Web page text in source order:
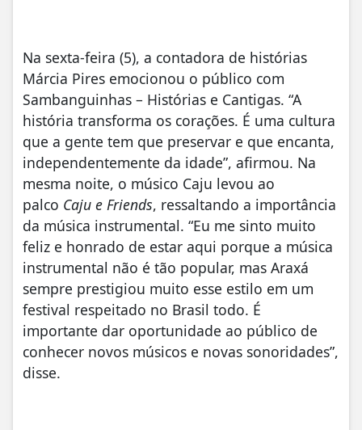
Na sexta-feira (5), a contadora de histórias
Márcia Pires emocionou o público com
Sambanguinhas – Histórias e Cantigas. “A
história transforma os corações. É uma cultura
que a gente tem que preservar e que encanta,
independentemente da idade”, afirmou. Na
mesma noite, o músico Caju levou ao
palco Caju e Friends, ressaltando a importância
da música instrumental. “Eu me sinto muito
feliz e honrado de estar aqui porque a música
instrumental não é tão popular, mas Araxá
sempre prestigiou muito esse estilo em um
festival respeitado no Brasil todo. É
importante dar oportunidade ao público de
conhecer novos músicos e novas sonoridades”,
disse.